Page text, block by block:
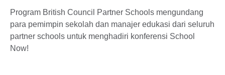
Program British Council Partner Schools mengundang
para pemimpin sekolah dan manajer edukasi dari seluruh
partner schools untuk menghadiri konferensi School
Now!